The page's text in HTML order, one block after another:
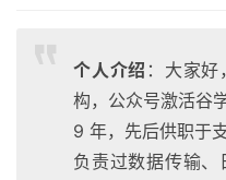
个人介绍 ：大家
构，公众号激活谷
9 年，先后供职于
负责过数据传输